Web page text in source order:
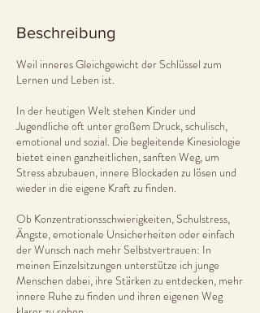
Beschreibung
Weil inneres Gleichgewicht der Schlüssel zum
Lernen und Leben ist.
In der heutigen Welt stehen Kinder und
Jugendliche oft unter großem Druck, schulisch,
emotional und sozial. Die begleitende Kinesiologie
bietet einen ganzheitlichen, sanften Weg, um
Stress abzubauen, innere Blockaden zu lösen und
wieder in die eigene Kraft zu finden.
Ob Konzentrationsschwierigkeiten, Schulstress,
Ängste, emotionale Unsicherheiten oder einfach
der Wunsch nach mehr Selbstvertrauen: In
meinen Einzelsitzungen unterstütze ich junge
Menschen dabei, ihre Stärken zu entdecken, mehr
innere Ruhe zu finden und ihren eigenen Weg